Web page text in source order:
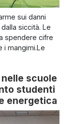
sui danni
siccità. Le
spendere cifre
i mangimi.Le
scuole
studenti
energetica